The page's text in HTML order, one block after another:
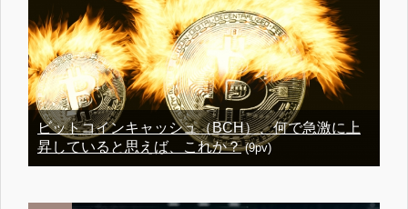
ビットコインキャッシュ（BCH）、何で急激に上
昇していると思えば、これか？(9pv)